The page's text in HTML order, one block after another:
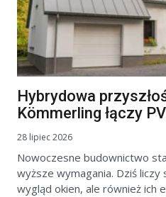
Hybrydowa
Kömmerling łączy
28 lipiec 2026
Nowoczesne budownictwo
wyższe wymagania. Dziś
wygląd okien, ale również ich